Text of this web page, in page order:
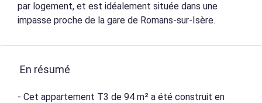
par logement, et est idéalement située dans une
impasse proche de la gare de Romans-sur-Isère.
En résumé
- Cet appartement T3 de 94 m² a été construit en